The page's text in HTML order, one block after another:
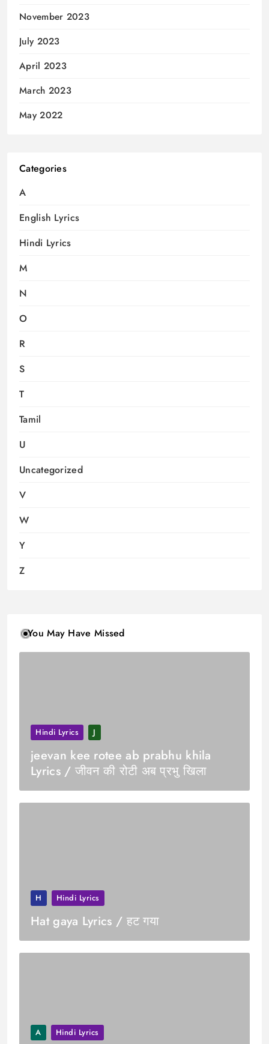
November 2023
July 2023
April 2023
March 2023
May 2022
Categories
A
English Lyrics
Hindi Lyrics
M
N
O
R
S
T
Tamil
U
Uncategorized
V
W
Y
Z
You May Have Missed
Hindi Lyrics J
jeevan kee rotee ab prabhu khila
Lyrics / जीवन की रोटी अब प्रभु खिला
H Hindi Lyrics
Hat gaya Lyrics / हट गया
A Hindi Lyrics